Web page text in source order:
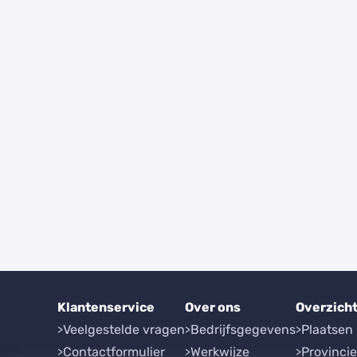
Klantenservice
Veelgestelde vragen
Contactformulier
Over ons
Bedrijfsgegevens
Werkwijze
Plaatsen